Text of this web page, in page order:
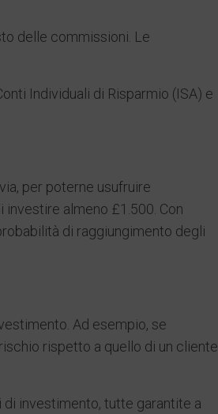
delle commissioni. Le
Individuali di Risparmio (ISA) e
per poterne usufruire
almeno £1.500. Con
di raggiungimento degli
Ad esempio, se
rispetto a quello di un cliente
investimento, tutte garantite a